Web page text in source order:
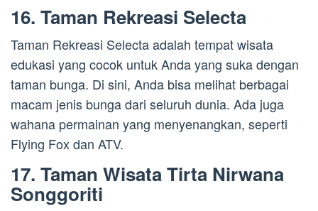
16. Taman Rekreasi Selecta
Taman Rekreasi Selecta adalah tempat wisata
edukasi yang cocok untuk Anda yang suka dengan
taman bunga. Di sini, Anda bisa melihat berbagai
macam jenis bunga dari seluruh dunia. Ada juga
wahana permainan yang menyenangkan, seperti
Flying Fox dan ATV.
17. Taman Wisata Tirta Nirwana
Songgoriti